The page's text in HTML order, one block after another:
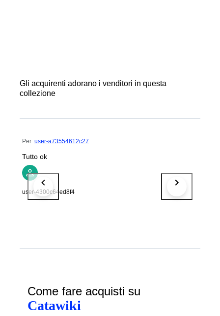
Gli acquirenti adorano i venditori in questa
collezione
Per user-a73554612c27
Tutto ok
user-4300c64ed8f4
Come fare acquisti su
Catawiki